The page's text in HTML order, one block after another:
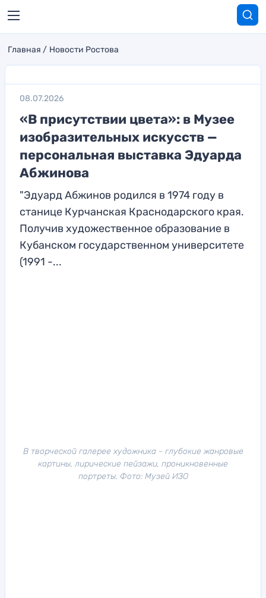
Главная Новости Ростова
08.07.2026
«В присутствии цвета»: в Музее
изобразительных искусств —
персональная выставка Эдуарда
Абжинова
"Эдуард Абжинов родился в 1974 году в
станице Курчанская Краснодарского края.
Получив художественное образование в
Кубанском государственном университете
(1991 -...
В творческой галерее художника - глубокие жанровые
картины, лирические пейзажи, проникновенные
портреты. Фото: Музей ИЗО